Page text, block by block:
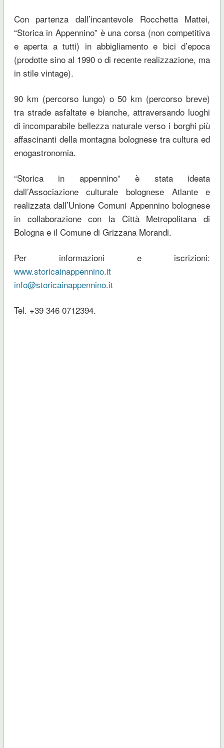
Con partenza dall’incantevole Rocchetta Mattei,
“Storica in Appennino” è una corsa (non competitiva
e aperta a tutti) in abbigliamento e bici d’epoca
(prodotte sino al 1990 o di recente realizzazione, ma
in stile vintage).
90 km (percorso lungo) o 50 km (percorso breve)
tra strade asfaltate e bianche, attraversando luoghi
di incomparabile bellezza naturale verso i borghi più
affascinanti della montagna bolognese tra cultura ed
enogastronomia.
“Storica in appennino” è stata ideata
dall’Associazione culturale bolognese Atlante e
realizzata dall’Unione Comuni Appennino bolognese
in collaborazione con la Città Metropolitana di
Bologna e il Comune di Grizzana Morandi.
Per informazioni e iscrizioni:
www.storicainappennino.it
info@storicainappennino.it
Tel. +39 346 0712394.